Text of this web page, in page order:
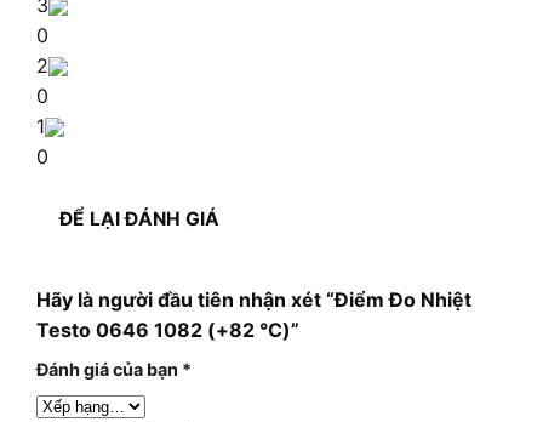
0
2
0
1
0
ĐỂ LẠI ĐÁNH GIÁ
Hãy là người đầu tiên nhận xét “Điểm Đo Nhiệt
Testo 0646 1082 (+82 °C)”
Đánh giá của bạn *